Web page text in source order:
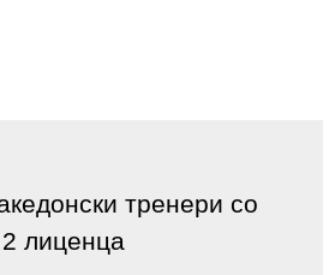
тренери со
лиценца